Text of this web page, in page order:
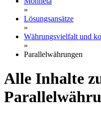
»
Lösungsansätze
»
Währungsvielfalt und
»
Parallelwährungen
Alle Inhalte